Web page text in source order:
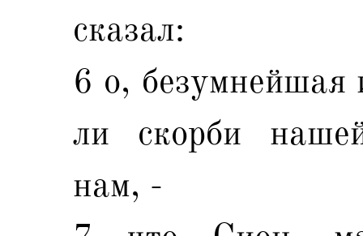
сказал:
6 о, безумнейшая
ли скорби
нам, -